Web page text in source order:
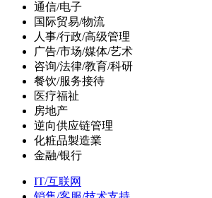
通信/电子
国际贸易/物流
人事/行政/高级管理
广告/市场/媒体/艺术
咨询/法律/教育/科研
餐饮/服务接待
医疗福祉
房地产
逆向供应链管理
化粧品製造業
金融/银行
IT/互联网